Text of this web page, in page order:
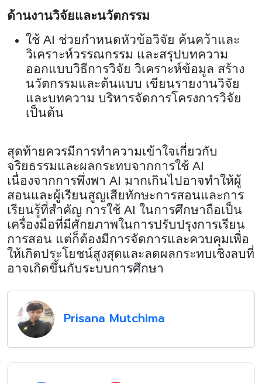
ด้านงานวิจัยและนวัตกรรม
ใช้ AI ช่วยกำหนดหัวข้อวิจัย ค้นคว้าและ
วิเคราะห์วรรณกรรม และสรุปบทความ
ออกแบบวิธีการวิจัย วิเคราะห์ข้อมูล สร้าง
นวัตกรรมและต้นแบบ เขียนรายงานวิจัย
และบทความ บริหารจัดการโครงการวิจัย
เป็นต้น
สุดท้ายควรมีการทำความเข้าใจเกี่ยวกับ
จริยธรรมและผลกระทบจากการใช้ AI
เนื่องจากการพึ่งพา AI มากเกินไปอาจทำให้ผู้
สอนและผู้เรียนสูญเสียทักษะการสอนและการ
เรียนรู้ที่สำคัญ การใช้ AI ในการศึกษาถือเป็น
เครื่องมือที่มีศักยภาพในการปรับปรุงการเรียน
การสอน แต่ก็ต้องมีการจัดการและควบคุมเพื่อ
ให้เกิดประโยชน์สูงสุดและลดผลกระทบเชิงลบที่
อาจเกิดขึ้นกับระบบการศึกษา
Prisana Mutchima